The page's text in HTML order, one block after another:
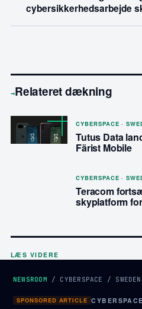
cybersikkerhedsarbejde
→Relateret dækning
CYBERSPACE ·
Tutus Data
Färist Mobile
CYBERSPACE ·
Teracom
skyplatform
LÆS VIDERE
NEWSROOM / CYBERSPACE / SWEDEN
SPONSORED ARTICLE